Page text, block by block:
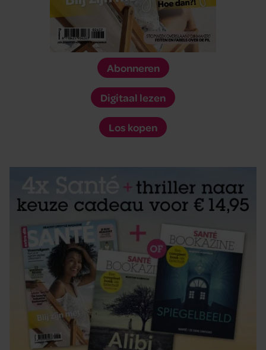
Abonneren
Digitaal lezen
Los kopen